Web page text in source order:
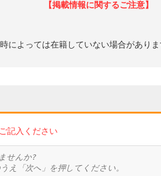
【掲載情報に関するご注意】
によっては在籍していない場合がありま
記入ください